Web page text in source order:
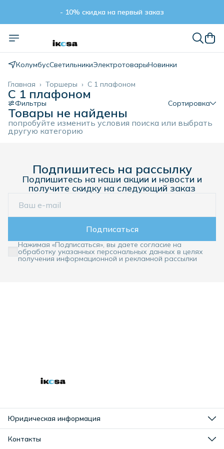
- 10% скидка на первый заказ
КолумбусСветильникиЭлектротоварыНовинки
С 1 плафоном
Торшеры ›
Главная ›
С 1 плафоном
Фильтры Сортировка
Товары не найдены
попробуйте изменить условия поиска или выбрать
другую категорию
Подпишитесь на рассылку
Подпишитесь на наши акции и новости и
получите скидку на следующий заказ
Подписаться
Нажимая «Подписаться», вы даете согласие на
обработку указанных персональных данных в целях
получения информационной и рекламной рассылки
Юридическая информация
Оплата
Доставка
Контакты